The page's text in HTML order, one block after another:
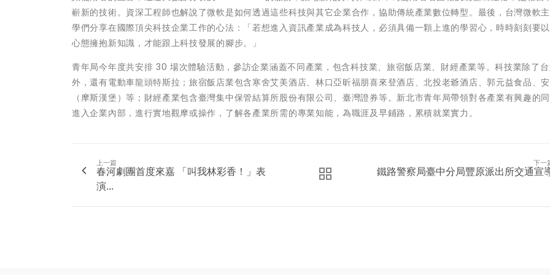
嶄新的技術。資深工程師也解說了微軟是如何透過這些科技與其它企業合作，協助傳統產業數位轉型。最後，台灣微軟
學們分享在國際頂尖科技企業工作的心法：「若想進入資訊產業成為科技人，必須具備一顆上進的學習心，時時刻刻要
心態擁抱新知識，才能跟上科技發展的腳步。」
青年局今年度共安排 30 場次體驗活動，參訪企業涵蓋不同產業，包含科技業、旅宿飯店業、財經產業等。科技業除了
外，還有電動車龍頭特斯拉；旅宿飯店業包含寒舍艾美酒店、林口亞昕福朋喜來登酒店、北投老爺酒店、郭元益食品、
（摩斯漢堡）等；財經產業包含臺灣集中保管結算所股份有限公司、臺灣證券等。新北市青年局帶領對各產業有興趣的
進入企業內部，進行實地觀摩或操作，了解各產業所需的專業知能，為職涯及早鋪路，累積就業實力。
上一篇
春河劇團首度來嘉 「叫我林彩香！」表
演...
下一
鐵路警察局臺中分局豐原派出所交通宣